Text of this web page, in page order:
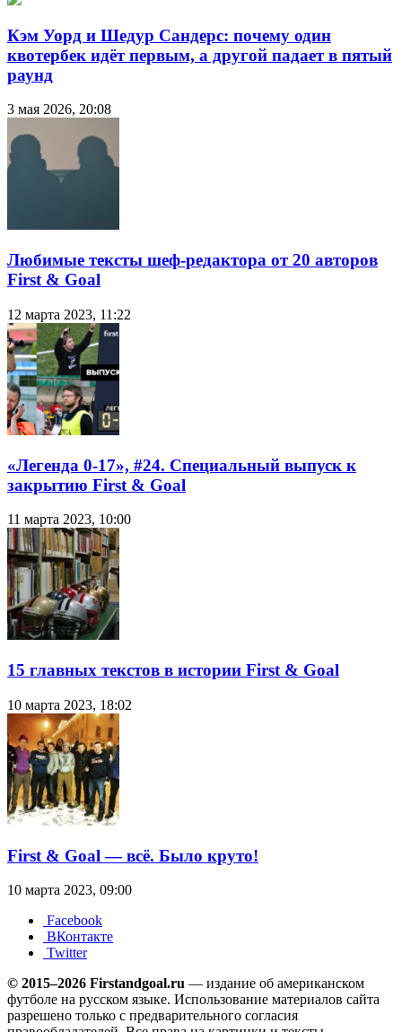
Кэм Уорд и Шедур Сандерс: почему один
квотербек идёт первым, а другой падает в пятый
раунд
3 мая 2026, 20:08
Любимые тексты шеф-редактора от 20 авторов
First & Goal
12 марта 2023, 11:22
«Легенда 0-17», #24. Специальный выпуск к
закрытию First & Goal
11 марта 2023, 10:00
15 главных текстов в истории First & Goal
10 марта 2023, 18:02
First & Goal — всё. Было круто!
10 марта 2023, 09:00
Facebook
ВКонтакте
Twitter
© 2015–2026 Firstandgoal.ru — издание об американском
футболе на русском языке. Использование материалов cайта
разрешено только с предварительного согласия